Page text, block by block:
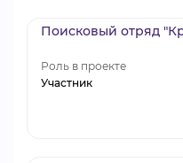
Поисковый отряд
Роль в проекте
Участник